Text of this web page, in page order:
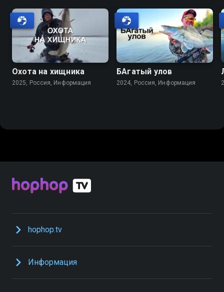
Охота на хищника
2025, Россия, Информация
БАгатый улов
2024, Россия, Информация
hophop.tv
Информация